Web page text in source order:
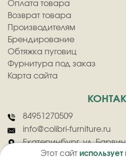
Этот сайт использует
Оплата товара
Возврат товара
Производителям
Брендирование
Обтяжка пуговиц
Фурнитура под заказ
Карта сайта
84951270509
info@colibri-furniture.ru
Екатеринбург, ул.